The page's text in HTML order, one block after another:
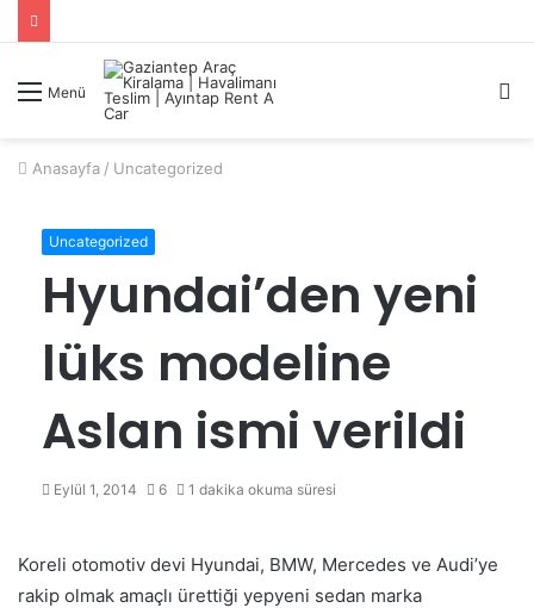
Menü
Anasayfa / Uncategorized
Uncategorized
Hyundai’den yeni
lüks modeline
Aslan ismi verildi
Eylül 1, 2014 6 1 dakika okuma süresi
Koreli otomotiv devi Hyundai, BMW, Mercedes ve Audi’ye
rakip olmak amaçlı ürettiği yepyeni sedan marka